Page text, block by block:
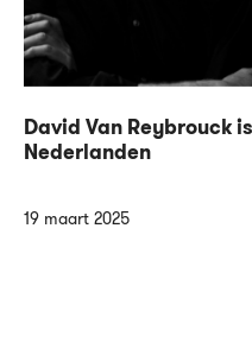
19 maart 2025
David Van Reybrouck
Nederlanden